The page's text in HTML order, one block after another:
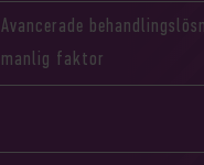
Avancerade
manlig faktor